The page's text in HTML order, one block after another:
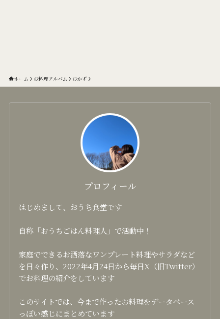
ホーム お料理アルバム おかず
プロフィール
はじめまして、おうち食堂です
自称「おうちごはん料理人」で活動中！
家庭でできるお洒落なワンプレート料理やサラダなど
を日々作り、2022年4月24日から毎日X（旧Twitter）
でお料理の紹介をしています
このサイトでは、今まで作ったお料理をデータベース
っぽい感じにまとめています